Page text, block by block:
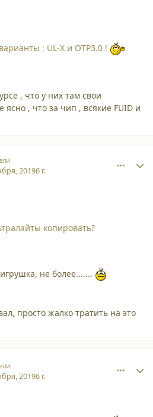
: UL-X и OTP3.0 !
, что у них там свои
ясно , что за чип , всякие FUID и
20196 г.
копировать?
не более.......
просто жалко тратить на это
20196 г.